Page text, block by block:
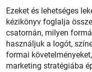
Ezeket és lehetséges
kézikönyv foglalja
csatornán, milyen
használjuk a logót,
formai
marketing stratégiába